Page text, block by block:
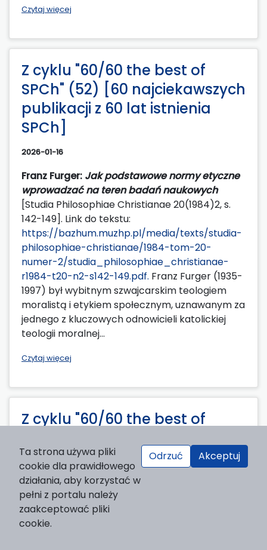
Czytaj więcej
Z cyklu "60/60 the best of
SPCh" (52) [60 najciekawszych
publikacji z 60 lat istnienia
SPCh]
2026-01-16
Franz Furger: Jak podstawowe normy etyczne
wprowadzać na teren badań naukowych
[Studia Philosophiae Christianae 20(1984)2, s.
142-149]. Link do tekstu:
https://bazhum.muzhp.pl/media/texts/studia-
philosophiae-christianae/1984-tom-20-
numer-2/studia_philosophiae_christianae-
r1984-t20-n2-s142-149.pdf. Franz Furger (1935-
1997) był wybitnym szwajcarskim teologiem
moralistą i etykiem społecznym, uznawanym za
jednego z kluczowych odnowicieli katolickiej
teologii moralnej...
Czytaj więcej
Z cyklu "60/60 the best of
publikacji z 60 lat istnienia
SPCh]
2026-01-09
Piotr Leśniak:
Ta strona używa pliki
cookie dla prawidłowego
działania, aby korzystać w
pełni z portalu należy
zaakceptować pliki
cookie.
Odrzuć Akceptuj